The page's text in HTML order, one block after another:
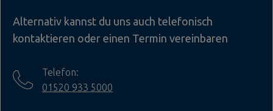
Alternativ kannst du uns auch telefonisch
kontaktieren oder einen Termin vereinbaren
Telefon:
01520 933 5000